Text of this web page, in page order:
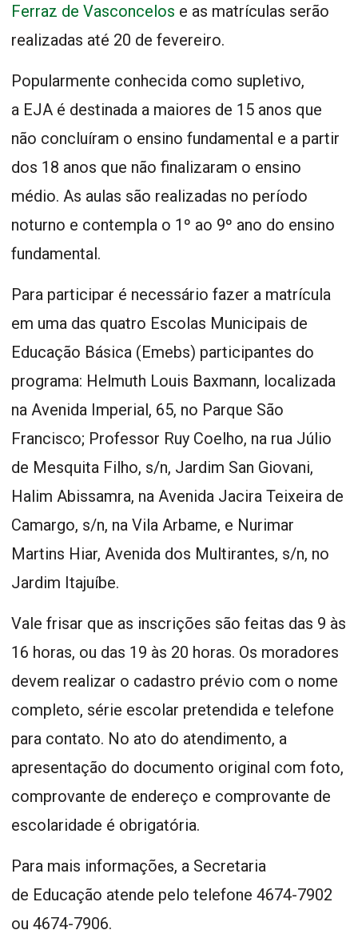
Ferraz de Vasconcelos e as matrículas serão
realizadas até 20 de fevereiro.
Popularmente conhecida como supletivo,
a EJA é destinada a maiores de 15 anos que
não concluíram o ensino fundamental e a partir
dos 18 anos que não finalizaram o ensino
médio. As aulas são realizadas no período
noturno e contempla o 1º ao 9º ano do ensino
fundamental.
Para participar é necessário fazer a matrícula
em uma das quatro Escolas Municipais de
Educação Básica (Emebs) participantes do
programa: Helmuth Louis Baxmann, localizada
na Avenida Imperial, 65, no Parque São
Francisco; Professor Ruy Coelho, na rua Júlio
de Mesquita Filho, s/n, Jardim San Giovani,
Halim Abissamra, na Avenida Jacira Teixeira de
Camargo, s/n, na Vila Arbame, e Nurimar
Martins Hiar, Avenida dos Multirantes, s/n, no
Jardim Itajuíbe.
Vale frisar que as inscrições são feitas das 9 às
16 horas, ou das 19 às 20 horas. Os moradores
devem realizar o cadastro prévio com o nome
completo, série escolar pretendida e telefone
para contato. No ato do atendimento, a
apresentação do documento original com foto,
comprovante de endereço e comprovante de
escolaridade é obrigatória.
Para mais informações, a Secretaria
de Educação atende pelo telefone 4674-7902
ou 4674-7906.